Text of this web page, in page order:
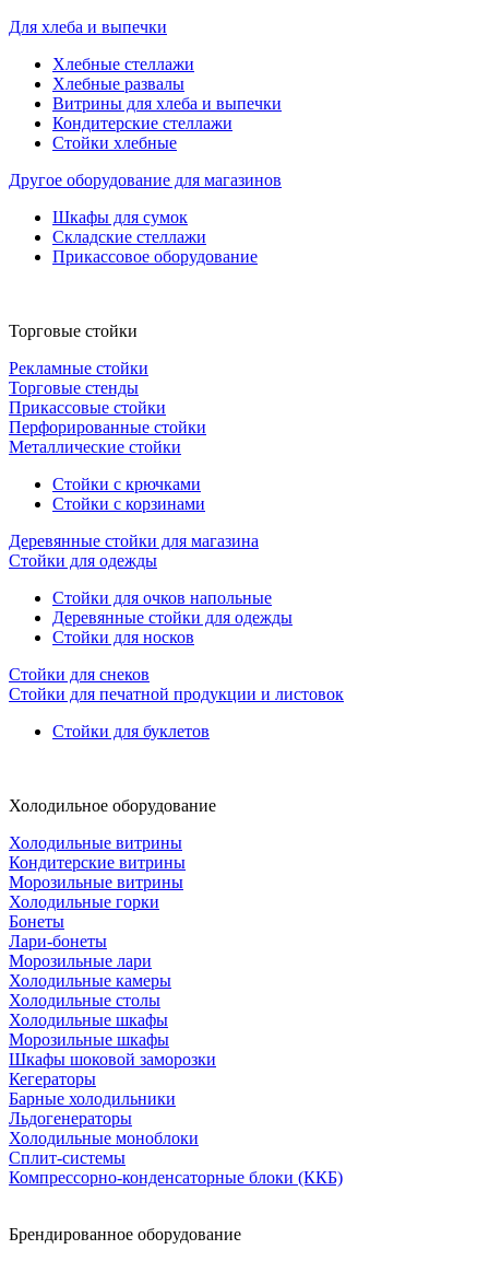
Для хлеба и выпечки
Хлебные стеллажи
Хлебные развалы
Витрины для хлеба и выпечки
Кондитерские стеллажи
Стойки хлебные
Другое оборудование для магазинов
Шкафы для сумок
Складские стеллажи
Прикассовое оборудование
Торговые стойки
Рекламные стойки
Торговые стенды
Прикассовые стойки
Перфорированные стойки
Металлические стойки
Стойки с крючками
Стойки с корзинами
Деревянные стойки для магазина
Стойки для одежды
Стойки для очков напольные
Деревянные стойки для одежды
Стойки для носков
Стойки для снеков
Стойки для печатной продукции и листовок
Стойки для буклетов
Холодильное оборудование
Холодильные витрины
Кондитерские витрины
Морозильные витрины
Холодильные горки
Бонеты
Лари-бонеты
Морозильные лари
Холодильные камеры
Холодильные столы
Холодильные шкафы
Морозильные шкафы
Шкафы шоковой заморозки
Кегераторы
Барные холодильники
Льдогенераторы
Холодильные моноблоки
Сплит-системы
Компрессорно-конденсаторные блоки (ККБ)
Брендированное оборудование